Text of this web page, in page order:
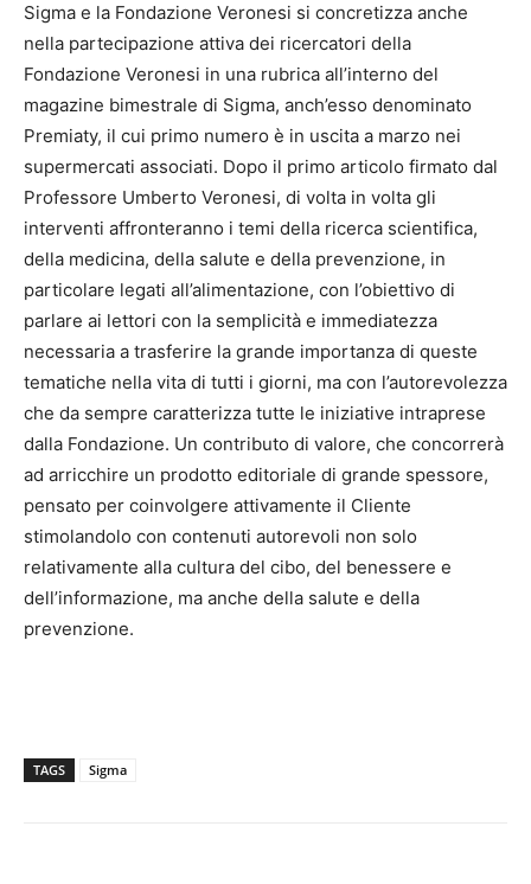
Sigma e la Fondazione Veronesi si concretizza anche
nella partecipazione attiva dei ricercatori della
Fondazione Veronesi in una rubrica all’interno del
magazine bimestrale di Sigma, anch’esso denominato
Premiaty, il cui primo numero è in uscita a marzo nei
supermercati associati. Dopo il primo articolo firmato dal
Professore Umberto Veronesi, di volta in volta gli
interventi affronteranno i temi della ricerca scientifica,
della medicina, della salute e della prevenzione, in
particolare legati all’alimentazione, con l’obiettivo di
parlare ai lettori con la semplicità e immediatezza
necessaria a trasferire la grande importanza di queste
tematiche nella vita di tutti i giorni, ma con l’autorevolezza
che da sempre caratterizza tutte le iniziative intraprese
dalla Fondazione. Un contributo di valore, che concorrerà
ad arricchire un prodotto editoriale di grande spessore,
pensato per coinvolgere attivamente il Cliente
stimolandolo con contenuti autorevoli non solo
relativamente alla cultura del cibo, del benessere e
dell’informazione, ma anche della salute e della
prevenzione.
TAGS Sigma